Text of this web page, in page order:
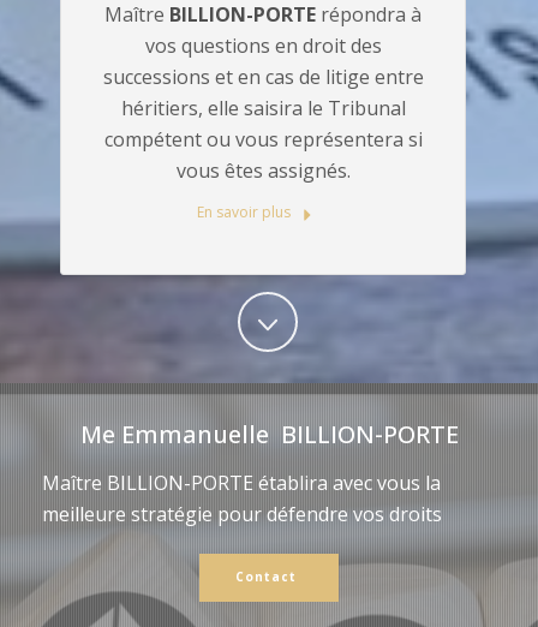
Maître BILLION-PORTE répondra à
vos questions en droit des
successions et en cas de litige entre
héritiers, elle saisira le Tribunal
compétent ou vous représentera si
vous êtes assignés.
En savoir plus
Me Emmanuelle BILLION-PORTE
Maître BILLION-PORTE établira avec vous la
meilleure stratégie pour défendre vos droits
Contact